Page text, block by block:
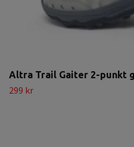
Altra Trail Gaiter 2-punkt
299 kr